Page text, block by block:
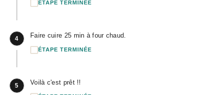
ÉTAPE TERMINÉE
4 Faire cuire 25 min à four chaud.
ÉTAPE TERMINÉE
5 Voilà c'est prêt !!